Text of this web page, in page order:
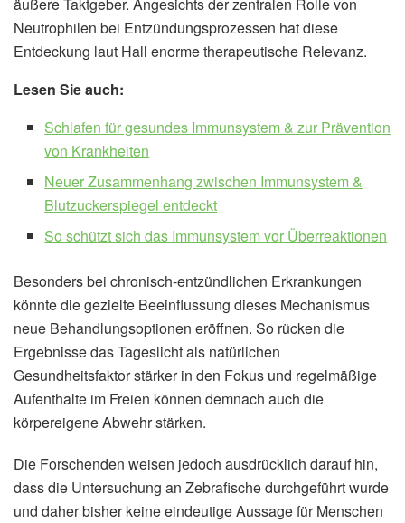
äußere Taktgeber. Angesichts der zentralen Rolle von
Neutrophilen bei Entzündungsprozessen hat diese
Entdeckung laut Hall enorme therapeutische Relevanz.
Lesen Sie auch:
Schlafen für gesundes Immunsystem & zur Prävention
von Krankheiten
Neuer Zusammenhang zwischen Immunsystem &
Blutzuckerspiegel entdeckt
So schützt sich das Immunsystem vor Überreaktionen
Besonders bei chronisch-entzündlichen Erkrankungen
könnte die gezielte Beeinflussung dieses Mechanismus
neue Behandlungsoptionen eröffnen. So rücken die
Ergebnisse das Tageslicht als natürlichen
Gesundheitsfaktor stärker in den Fokus und regelmäßige
Aufenthalte im Freien können demnach auch die
körpereigene Abwehr stärken.
Die Forschenden weisen jedoch ausdrücklich darauf hin,
dass die Untersuchung an Zebrafische durchgeführt wurde
und daher bisher keine eindeutige Aussage für Menschen